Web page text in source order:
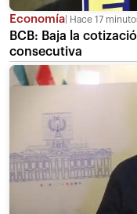
Economía Hace 17
BCB: Baja la
consecutiva